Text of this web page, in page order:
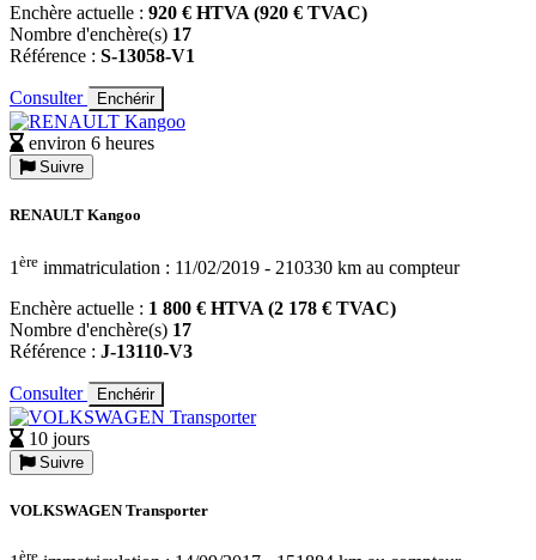
Enchère actuelle : 920 € HTVA (920 € TVAC)
Nombre d'enchère(s) 17
Référence : S-13058-V1
Consulter Enchérir
environ 6 heures
Suivre
RENAULT Kangoo
1 ère immatriculation : 11/02/2019 - 210330 km au compteur
Enchère actuelle : 1 800 € HTVA (2 178 € TVAC)
Nombre d'enchère(s) 17
Référence : J-13110-V3
Consulter Enchérir
10 jours
Suivre
VOLKSWAGEN Transporter
ère